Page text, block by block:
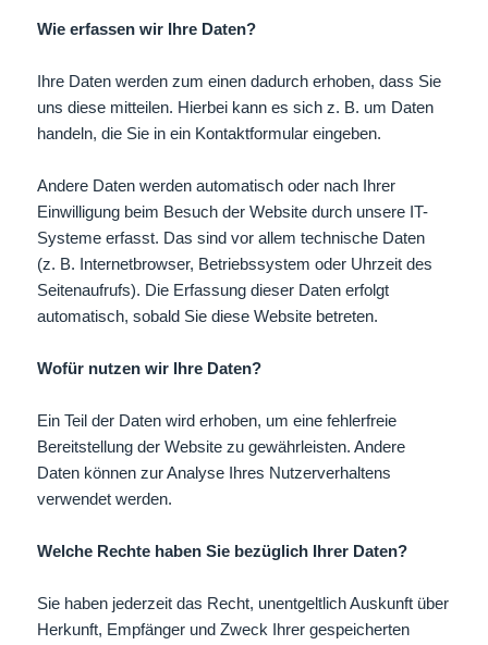
Wie erfassen wir Ihre Daten?
Ihre Daten werden zum einen dadurch erhoben, dass Sie
uns diese mitteilen. Hierbei kann es sich z. B. um Daten
handeln, die Sie in ein Kontaktformular eingeben.
Andere Daten werden automatisch oder nach Ihrer
Einwilligung beim Besuch der Website durch unsere IT-
Systeme erfasst. Das sind vor allem technische Daten
(z. B. Internetbrowser, Betriebssystem oder Uhrzeit des
Seitenaufrufs). Die Erfassung dieser Daten erfolgt
automatisch, sobald Sie diese Website betreten.
Wofür nutzen wir Ihre Daten?
Ein Teil der Daten wird erhoben, um eine fehlerfreie
Bereitstellung der Website zu gewährleisten. Andere
Daten können zur Analyse Ihres Nutzerverhaltens
verwendet werden.
Welche Rechte haben Sie bezüglich Ihrer Daten?
Sie haben jederzeit das Recht, unentgeltlich Auskunft über
Herkunft, Empfänger und Zweck Ihrer gespeicherten